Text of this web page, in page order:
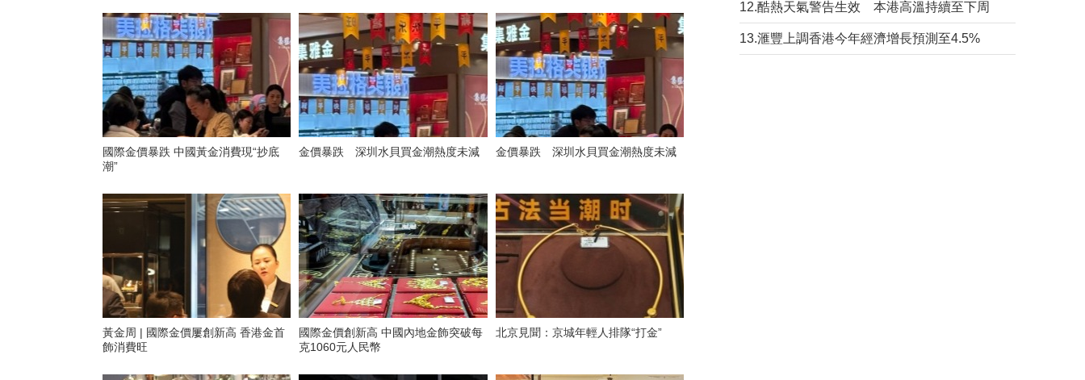
國際金價暴跌 中國黃金消費現“抄底
潮”
金價暴跌 深圳水貝買金潮熱度未減 金價暴跌 深圳水貝買金潮熱度未減
黃金周 | 國際金價屢創新高 香港金首
飾消費旺
國際金價創新高 中國內地金飾突破每
克1060元人民幣
北京見聞：京城年輕人排隊“打金”
12.酷熱天氣警告生效 本港高溫持續至下周
13.滙豐上調香港今年經濟增長預測至4.5%